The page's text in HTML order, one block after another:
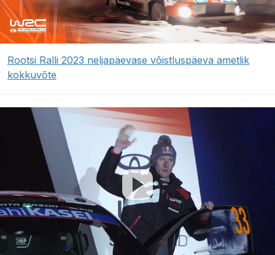
Rootsi Ralli 2023 neljapäevase võistluspäeva ametlik
kokkuvõte